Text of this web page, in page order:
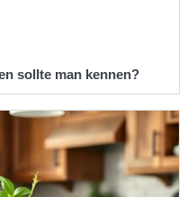
sollte man kennen?